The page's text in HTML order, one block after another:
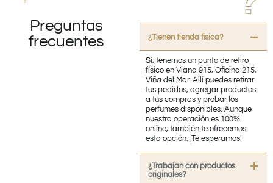
Preguntas
frecuentes
¿Tienen tienda fisica?
Sí, tenemos un punto de retiro
físico en Viana 915, Oficina 215,
Viña del Mar. Allí puedes retirar
tus pedidos, agregar productos
a tus compras y probar los
perfumes disponibles. Aunque
nuestra operación es 100%
online, también te ofrecemos
esta opción. ¡Te esperamos!
¿Trabajan con productos
originales?